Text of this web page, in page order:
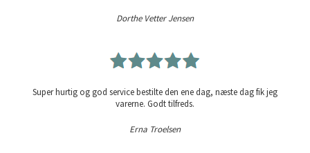
Dorthe Vetter Jensen
Super hurtig og god service bestilte den ene dag, næste dag fik jeg
varerne. Godt tilfreds.
Erna Troelsen